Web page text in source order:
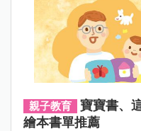
親子教育
寶寶書、
繪本書單推薦